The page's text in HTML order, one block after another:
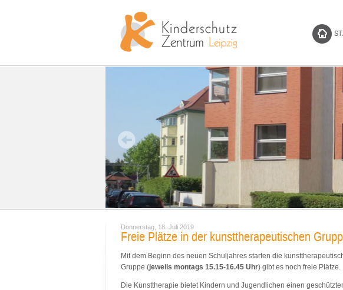
Donnerstag, 18. Juli 2019
Freie Plätze in der kunsttherapeutischen
Mit dem Beginn des neuen Schuljahres starten die
Gruppe (jeweils montags 15.15-16.45 Uhr) gibt es noch freie Plätze.
Die Kunsttherapie bietet Kindern und Jugendlichen einen